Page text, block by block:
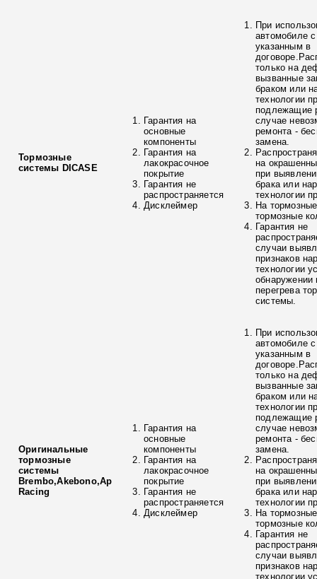
Тормозные
системы DICASE
Гарантия на
основные
компоненты
Гарантия на
лакокрасочное
покрытие
Гарантия не
распространяется
Дисклеймер
При
автомобиле
указанным в
только на
вызванные
браком или
технологии
подлежащие
случае
ремонта -
замена.
на
при
брака или
технологии
На
тормозные
Гарантия не
случаи
признаков
технологии
обнаружении
перегрева
системы.
Оригинальные
тормозные
системы
Brembo,Akebono,Ap
Racing
Гарантия на
основные
компоненты
Гарантия на
лакокрасочное
покрытие
Гарантия не
распространяется
Дисклеймер
При
автомобиле
указанным в
только на
вызванные
браком или
технологии
подлежащие
случае
ремонта -
замена.
на
при
брака или
технологии
На
тормозные
Гарантия не
случаи
признаков
технологии